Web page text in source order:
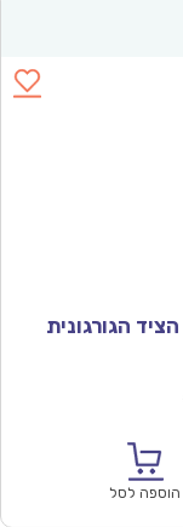
הוספה לסל